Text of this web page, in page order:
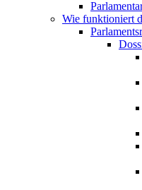
Wie funktioniert